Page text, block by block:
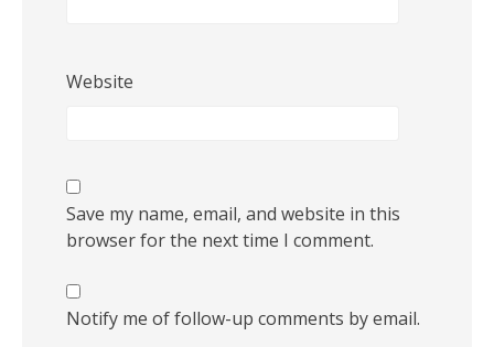
Website
Save my name, email, and website in this
browser for the next time I comment.
Notify me of follow-up comments by email.